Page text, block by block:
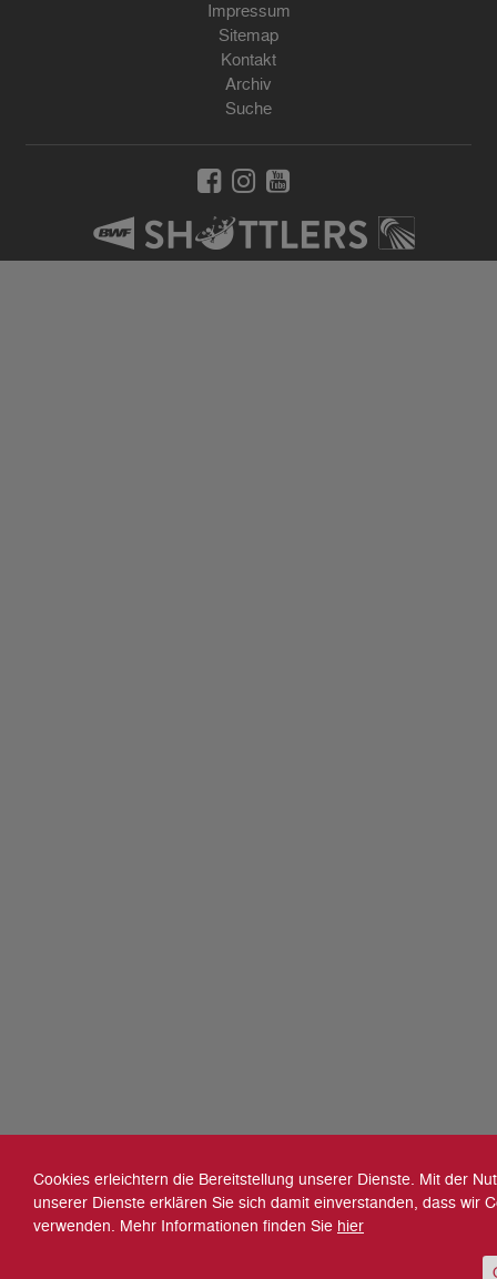
Impressum
Sitemap
Kontakt
Archiv
Suche
Cookies erleichtern die Bereitstellung unserer Dienste. Mit der
unserer Dienste erklären Sie sich damit einverstanden, dass wir
verwenden. Mehr Informationen finden Sie hier